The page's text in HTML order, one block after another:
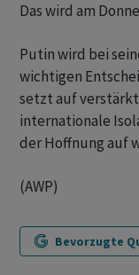
Das wird am
Putin wird bei
wichtigen
setzt auf
internationale
der Hoffnung auf
(AWP)
Bevorzugte